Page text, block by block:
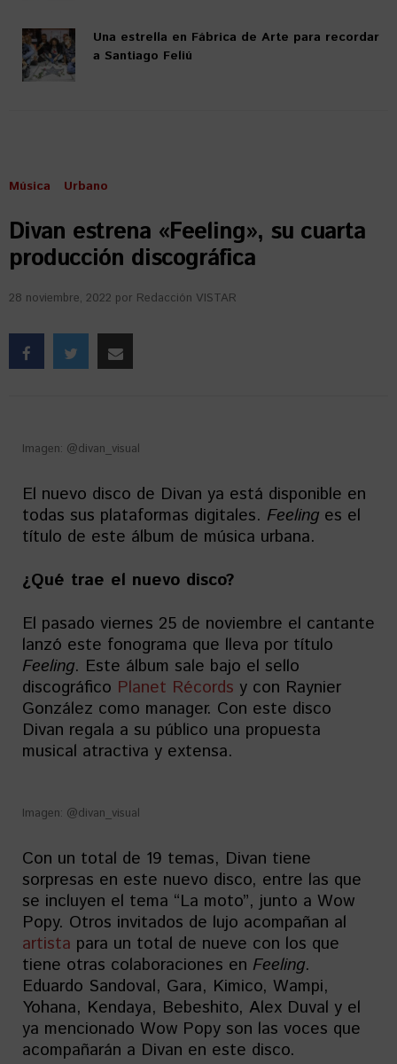
Una estrella en Fábrica de Arte para recordar
a Santiago Feliú
Música Urbano
Divan estrena «Feeling», su cuarta
producción discográfica
28 noviembre, 2022 por Redacción VISTAR
Imagen: @divan_visual
El nuevo disco de Divan ya está disponible en
todas sus plataformas digitales. Feeling es el
título de este álbum de música urbana.
¿Qué trae el nuevo disco?
El pasado viernes 25 de noviembre el cantante
lanzó este fonograma que lleva por título
Feeling. Este álbum sale bajo el sello
discográfico Planet Récords y con Raynier
González como manager. Con este disco
Divan regala a su público una propuesta
musical atractiva y extensa.
Imagen: @divan_visual
Con un total de 19 temas, Divan tiene
sorpresas en este nuevo disco, entre las que
se incluyen el tema “La moto”, junto a Wow
Popy. Otros invitados de lujo acompañan al
artista para un total de nueve con los que
tiene otras colaboraciones en Feeling.
Eduardo Sandoval, Gara, Kimico, Wampi,
Yohana, Kendaya, Bebeshito, Alex Duval y el
ya mencionado Wow Popy son las voces que
acompañarán a Divan en este disco.